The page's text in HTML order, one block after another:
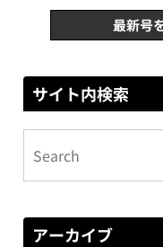
最新号
サイト内検索
アーカイブ